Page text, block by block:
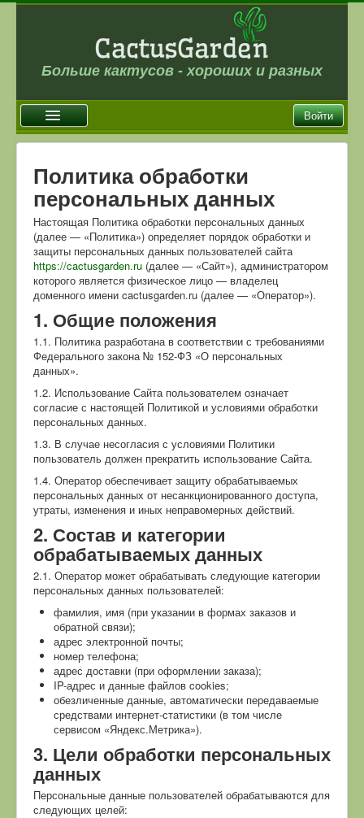
Больше кактусов - хороших и разных
Войти
Новости
Галерея
Магазин
Оплата и доставка
Отзывы
Ссылки
Контакты
Политика обработки
персональных данных
Настоящая Политика обработки персональных данных
(далее — «Политика») определяет порядок обработки и
защиты персональных данных пользователей сайта
https://cactusgarden.ru (далее — «Сайт»), администратором
которого является физическое лицо — владелец
доменного имени cactusgarden.ru (далее — «Оператор»).
1. Общие положения
1.1. Политика разработана в соответствии с требованиями
Федерального закона № 152-ФЗ «О персональных
данных».
1.2. Использование Сайта пользователем означает
согласие с настоящей Политикой и условиями обработки
персональных данных.
1.3. В случае несогласия с условиями Политики
пользователь должен прекратить использование Сайта.
1.4. Оператор обеспечивает защиту обрабатываемых
персональных данных от несанкционированного доступа,
утраты, изменения и иных неправомерных действий.
2. Состав и категории
обрабатываемых данных
2.1. Оператор может обрабатывать следующие категории
персональных данных пользователей:
фамилия, имя (при указании в формах заказов и
обратной связи);
адрес электронной почты;
номер телефона;
адрес доставки (при оформлении заказа);
IP-адрес и данные файлов cookies;
обезличенные данные, автоматически передаваемые
средствами интернет-статистики (в том числе
сервисом «Яндекс.Метрика»).
3. Цели обработки персональных
данных
Персональные данные пользователей обрабатываются для
следующих целей: